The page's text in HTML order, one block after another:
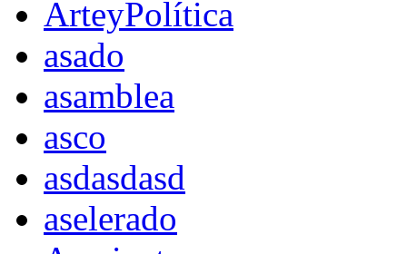
ArteyPolítica
asado
asamblea
asco
asdasdasd
aselerado